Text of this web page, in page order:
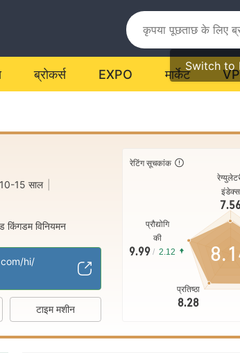
Switch to
ब्रोकर्स EXPO मार्केट
10-15 साल
किंगडम विनियमन
hi/
टाइम मशीन
रेटिंग सूचकांक
इंडेक्स
प्रौद्योगि
की
9.99 / 2.12
प्रतिष्ठा
8.28